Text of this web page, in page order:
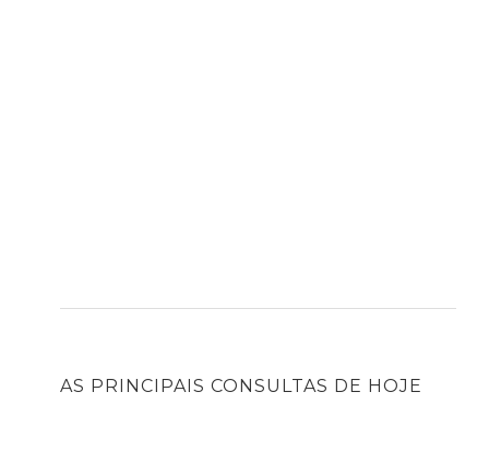
AS PRINCIPAIS CONSULTAS DE HOJE